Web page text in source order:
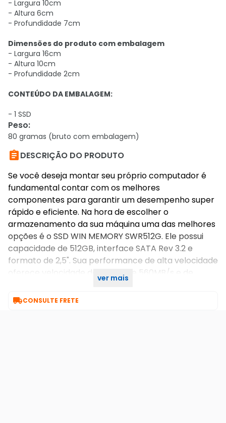
- Largura 10cm
- Altura 6cm
- Profundidade 7cm
Dimensões do produto com embalagem
- Largura 16cm
- Altura 10cm
- Profundidade 2cm
CONTEÚDO DA EMBALAGEM:
- 1 SSD
Peso:
80 gramas (bruto com embalagem)
DESCRIÇÃO DO PRODUTO
Se você deseja montar seu próprio computador é
fundamental contar com os melhores
componentes para garantir um desempenho super
rápido e eficiente. Na hora de escolher o
armazenamento da sua máquina uma das melhores
opções é o SSD WIN MEMORY SWR512G. Ele possui
capacidade de 512GB, interface SATA Rev 3.2 e
formato de 2,5". Sua performance de alta velocidade
oferece velocidade de leitura de 560MB/s e de
ver mais
CONSULTE FRETE